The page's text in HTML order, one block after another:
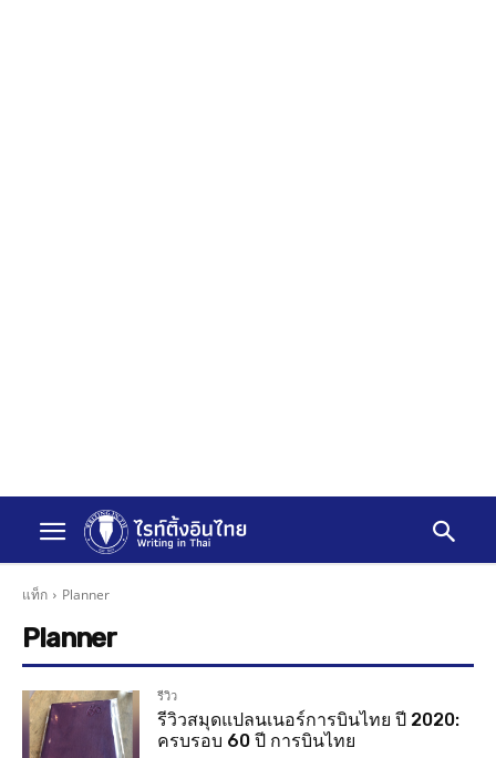
แท็ก Planner
Planner
รีวิว
รีวิวสมุดแปลนเนอร์การบินไทย ปี 2020:
ครบรอบ 60 ปี การบินไทย